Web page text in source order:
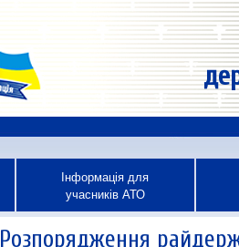
Інформація для
учасників АТО
Розпорядження